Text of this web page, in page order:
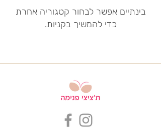
בינתיים אפשר לבחור קטגוריה אחרת
כדי להמשיך בקניות.